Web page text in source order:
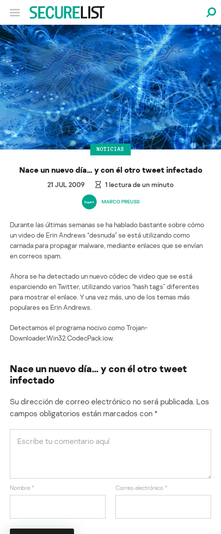
NOTICIAS
Nace un nuevo día… y con él otro tweet infectado
21 JUL 2009 1 lectura de un minuto
MARCO PREUSS
Durante las últimas semanas se ha hablado bastante sobre cómo
un video de Erin Andrews “desnuda” se está utilizando como
carnada para propagar malware, mediante enlaces que se envían
en correos spam.
Ahora se ha detectado un nuevo códec de video que se está
esparciendo en Twitter, utilizando varios “hash tags” diferentes
para mostrar el enlace. Y una vez más, uno de los temas más
populares es Erin Andrews.
Detectamos el programa nocivo como Trojan-
Downloader.Win32.CodecPack.iow.
Nace un nuevo día… y con él otro tweet
infectado
Su dirección de correo electrónico no será publicada. Los
campos obligatorios están marcados con *
Nombre * Correo electrónico *